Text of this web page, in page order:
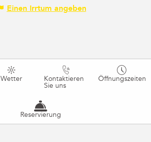
Einen Irrtum angeben
Wetter Kontaktieren
Sie uns
Öffnungszeiten
Reservierung